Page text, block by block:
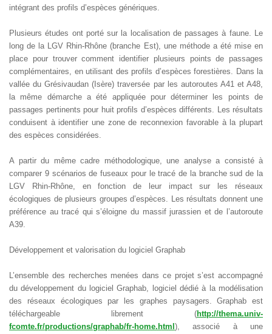
intégrant des profils d’espèces génériques.
Plusieurs études ont porté sur la localisation de passages à faune. Le
long de la LGV Rhin-Rhône (branche Est), une méthode a été mise en
place pour trouver comment identifier plusieurs points de passages
complémentaires, en utilisant des profils d’espèces forestières. Dans la
vallée du Grésivaudan (Isère) traversée par les autoroutes A41 et A48,
la même démarche a été appliquée pour déterminer les points de
passages pertinents pour huit profils d’espèces différents. Les résultats
conduisent à identifier une zone de reconnexion favorable à la plupart
des espèces considérées.
A partir du même cadre méthodologique, une analyse a consisté à
comparer 9 scénarios de fuseaux pour le tracé de la branche sud de la
LGV Rhin-Rhône, en fonction de leur impact sur les réseaux
écologiques de plusieurs groupes d’espèces. Les résultats donnent une
préférence au tracé qui s’éloigne du massif jurassien et de l’autoroute
A39.
Développement et valorisation du logiciel Graphab
L’ensemble des recherches menées dans ce projet s’est accompagné
du développement du logiciel Graphab, logiciel dédié à la modélisation
des réseaux écologiques par les graphes paysagers. Graphab est
téléchargeable librement (http://thema.univ-
fcomte.fr/productions/graphab/fr-home.html ), associé à une